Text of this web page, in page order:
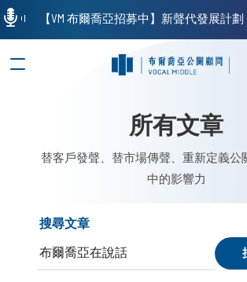
所有文章
替客戶發聲、替市場傳聲、重新定義公
中的影響力
搜尋文章